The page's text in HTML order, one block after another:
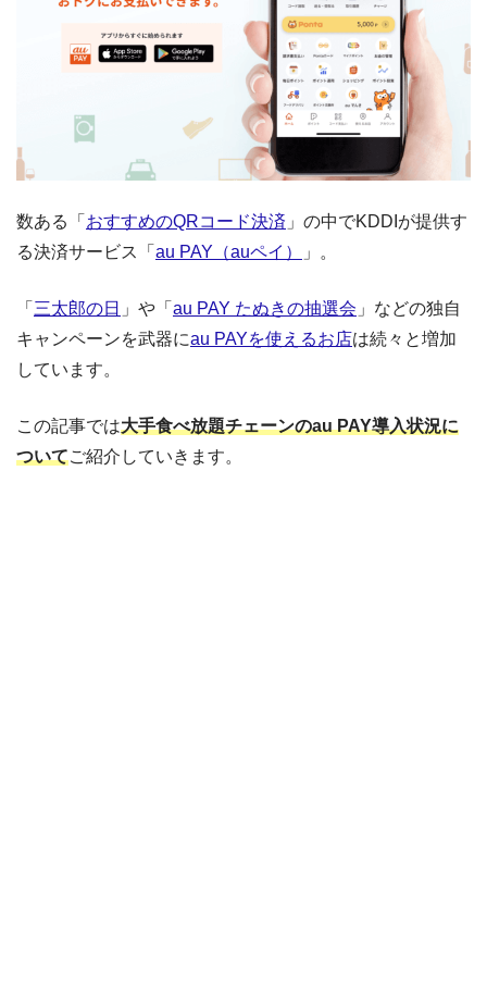
数ある「 おすすめのQRコード決済 」の中でKDDIが提供す
る決済サービス「 au PAY（auペイ） 」。
「 三太郎の日 」や「 au PAY たぬきの抽選会 」などの独自
キャンペーンを武器にau PAYを使えるお店は続々と増加
しています。
この記事では大手食べ放題チェーンのau PAY導入状況に
ついてご紹介していきます。